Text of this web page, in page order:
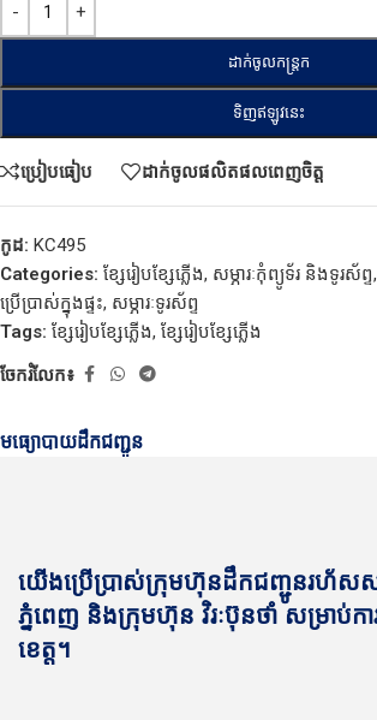
ដាក់ចូលកន្ត្រក
ទិញឥឡូវនេះ
ប្រៀបធៀប ដាក់ចូលផលិតផលពេញចិត្ត
កូដ: KC495
Categories: ខ្សែរៀបខ្សែភ្លើង, សម្ភារៈកុំព្យូទ័រ និងទូរស័ព្ទ,
ប្រើប្រាស់ក្នុងផ្ទះ, សម្ភារៈទូរស័ព្ទ
Tags: ខ្សែរៀបខ្សែភ្លើង, ខ្សែរៀបខ្សែភ្លើង
ចែករំលែក៖
មធ្យោបាយដឹកជញ្ជូន
យើងប្រើប្រាស់ក្រុមហ៊ុនដឹកជញ្ជូនរហ័សស
ភ្នំពេញ និងក្រុមហ៊ុន វិរៈប៊ុនថាំ សម្រាប់ក
ខេត្ត។